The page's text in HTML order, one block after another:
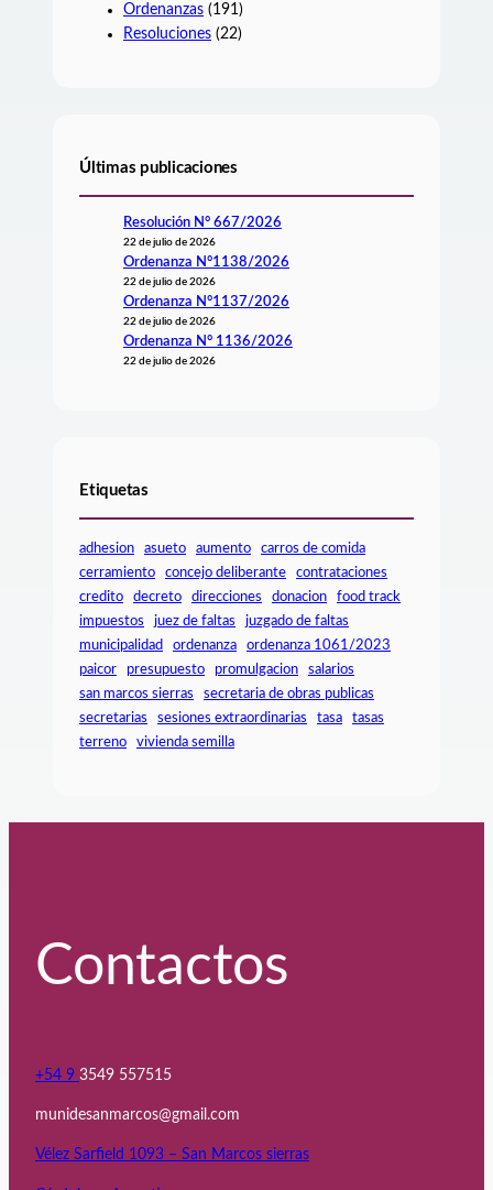
Ordenanzas (191)
Resoluciones (22)
Últimas publicaciones
Resolución N° 667/2026
22 de julio de 2026
Ordenanza N°1138/2026
22 de julio de 2026
Ordenanza N°1137/2026
22 de julio de 2026
Ordenanza N° 1136/2026
22 de julio de 2026
Etiquetas
adhesion asueto aumento
carros de comida
cerramiento
concejo deliberante
contrataciones
credito
decreto direcciones donacion
food track
impuestos
juez de faltas
juzgado de faltas
municipalidad
ordenanza
ordenanza 1061/2023
paicor
presupuesto promulgacion
salarios
san marcos sierras
secretaria de obras publicas
secretarias
sesiones extraordinarias tasa
tasas
terreno
vivienda semilla
Contactos
+54 9 3549 557515
munidesanmarcos@gmail.com
Vélez Sarfield 1093 – San Marcos sierras